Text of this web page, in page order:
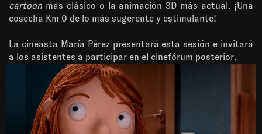
cartoon más clásico o la animación 3D más actual. ¡Una
cosecha Km 0 de lo más sugerente y estimulante!
La cineasta María Pérez presentará esta sesión e invitará
a los asistentes a participar en el cinefórum posterior.